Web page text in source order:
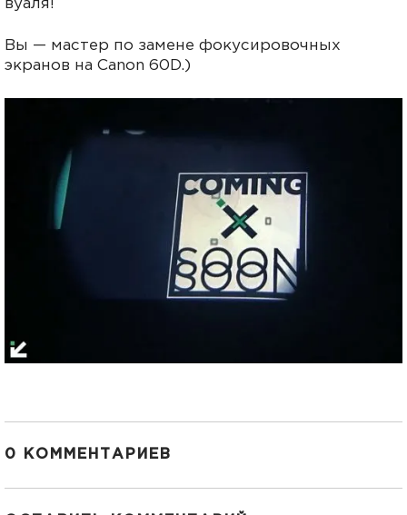
вуаля!
Вы — мастер по замене фокусировочных
экранов на Canon 60D.)
0 КОММЕНТАРИЕВ